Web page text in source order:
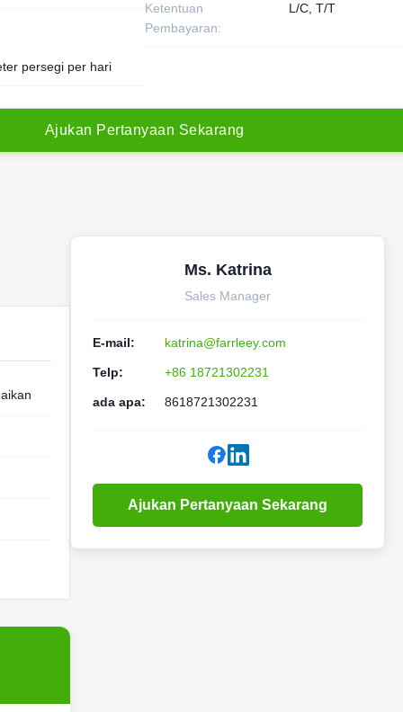
Ketentuan
Pembayaran:
L/C, T/T
persegi per hari
Ajukan Pertanyaan Sekarang
Ms. Katrina
Sales Manager
E-mail: katrina@farrleey.com
Telp: +86 18721302231
ada apa: 8618721302231
Ajukan Pertanyaan Sekarang